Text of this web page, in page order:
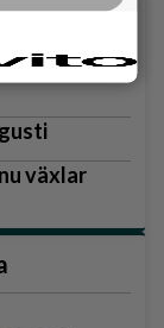
under
växlar